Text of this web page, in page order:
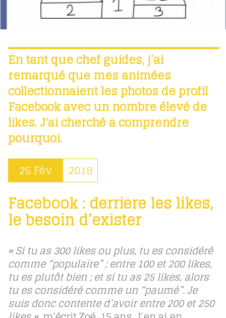
En tant que chef guides, j’ai
remarqué que mes animées
collectionnaient les photos de profil
Facebook avec un nombre élevé de
likes. J'ai cherché à comprendre
pourquoi.
25 Fév 2018
Facebook : derrière les likes,
le besoin d’exister
« Si tu as 300 likes ou plus, tu es considéré
comme “populaire” ; entre 100 et 200 likes,
tu es plutôt bien ; et si tu as 25 likes, alors
tu es considéré comme un “paumé”. Je
suis donc contente d’avoir entre 200 et 250